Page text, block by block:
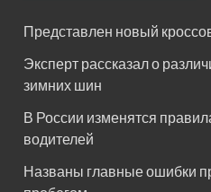
Представлен новый
Эксперт рассказал о
зимних шин
В России изменятся
водителей
Названы главные ошибки